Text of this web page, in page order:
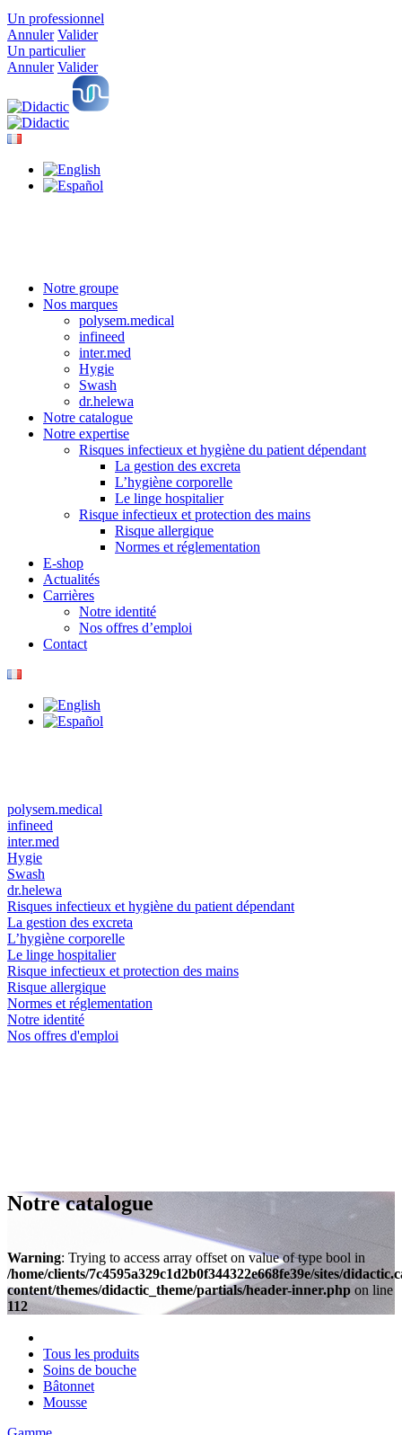
Un professionnel
Annuler Valider
Un particulier
Annuler Valider
Notre groupe
Nos marques
polysem.medical
infineed
inter.med
Hygie
Swash
dr.helewa
Notre catalogue
Notre expertise
Risques infectieux et hygiène du patient dépendant
La gestion des excreta
L’hygiène corporelle
Le linge hospitalier
Risque infectieux et protection des mains
Risque allergique
Normes et réglementation
E-shop
Actualités
Carrières
Notre identité
Nos offres d’emploi
Contact
polysem.medical
infineed
inter.med
Hygie
Swash
dr.helewa
Risques infectieux et hygiène du patient dépendant
La gestion des excreta
L’hygiène corporelle
Le linge hospitalier
Risque infectieux et protection des mains
Risque allergique
Normes et réglementation
Notre identité
Nos offres d'emploi
Notre catalogue
Warning: Trying to access array offset on value of type bool in
/home/clients/7c4595a329c1d2b0f344322e668fe39e/sites/
content/themes/didactic_theme/partials/header-inner.php on line
112
Tous les produits
Soins de bouche
Bâtonnet
Mousse